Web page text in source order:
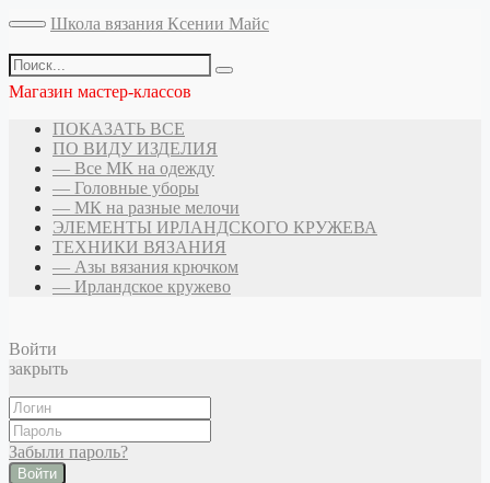
Школа вязания Ксении Майс
Магазин мастер-классов
ПОКАЗАТЬ ВСЕ
ПО ВИДУ ИЗДЕЛИЯ
— Все МК на одежду
— Головные уборы
— МК на разные мелочи
ЭЛЕМЕНТЫ ИРЛАНДСКОГО КРУЖЕВА
ТЕХНИКИ ВЯЗАНИЯ
— Азы вязания крючком
— Ирландское кружево
Войти
закрыть
Забыли пароль?
Войти